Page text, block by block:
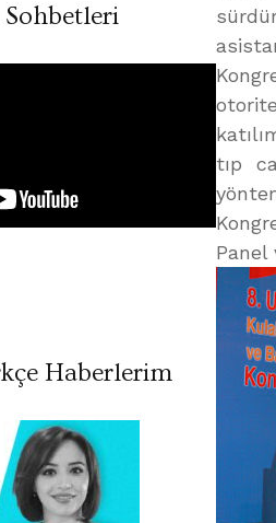
tıp
Panel
Haberlerim